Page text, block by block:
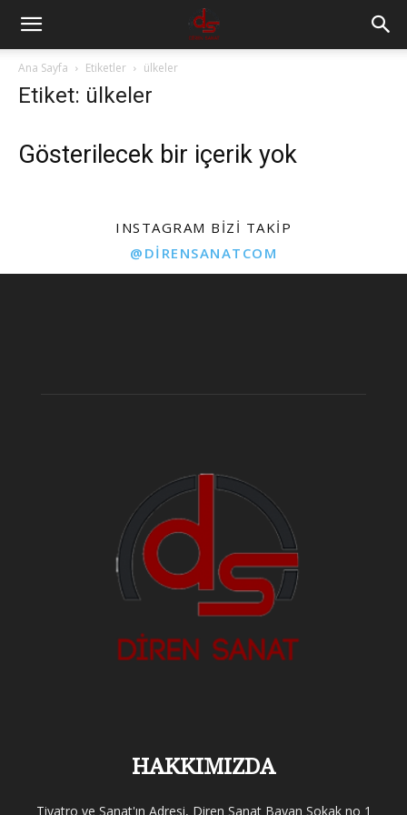
Ana Sayfa Etiketler ülkeler
Etiket: ülkeler
Gösterilecek bir içerik yok
INSTAGRAM BIZI TAKIP
@DIRENSANATCOM
HAKKIMIZDA
Tiyatro ve Sanat'ın Adresi, Diren Sanat Bayan Sokak no 1